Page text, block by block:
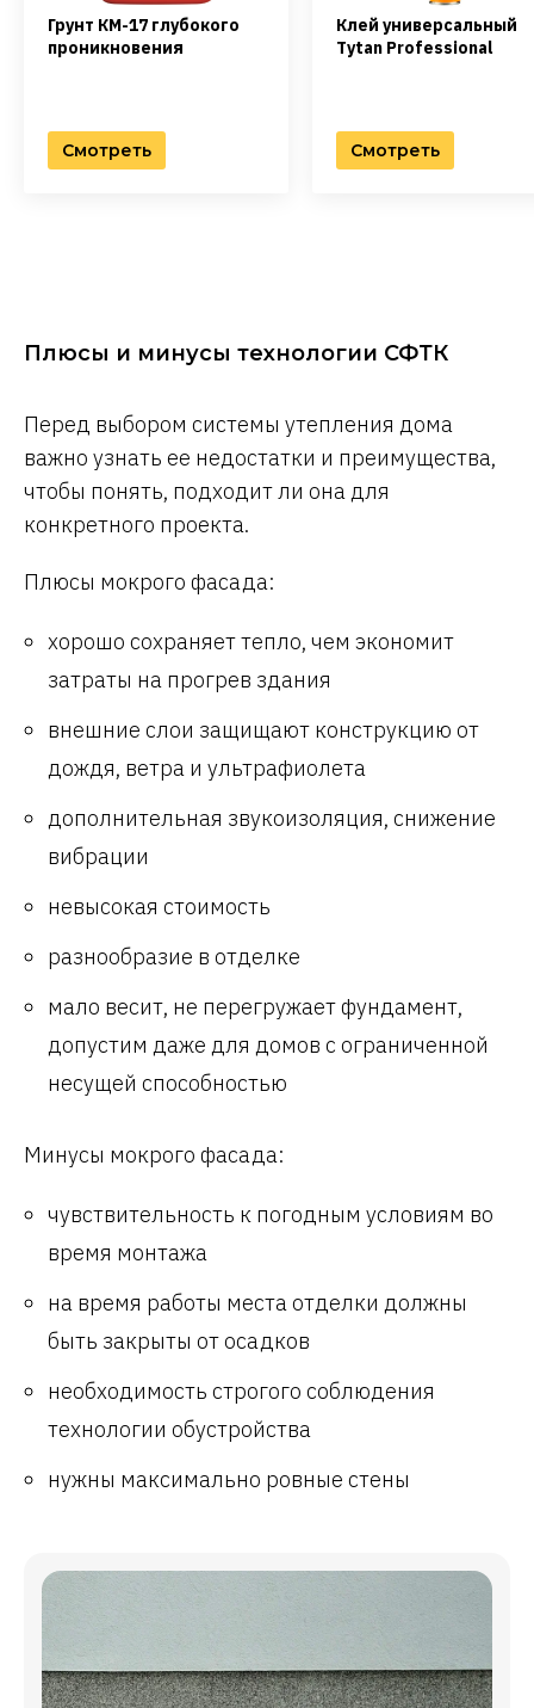
Грунт КМ-17 глубокого
проникновения
Смотреть
Клей универсальный
Tytan Professional
Смотреть
Плюсы и минусы технологии СФТК
Перед выбором системы утепления дома
важно узнать ее недостатки и преимущества,
чтобы понять, подходит ли она для
конкретного проекта.
Плюсы мокрого фасада:
хорошо сохраняет тепло, чем экономит
затраты на прогрев здания
внешние слои защищают конструкцию от
дождя, ветра и ультрафиолета
дополнительная звукоизоляция, снижение
вибрации
невысокая стоимость
разнообразие в отделке
мало весит, не перегружает фундамент,
допустим даже для домов с ограниченной
несущей способностью
Минусы мокрого фасада:
чувствительность к погодным условиям во
время монтажа
на время работы места отделки должны
быть закрыты от осадков
необходимость строгого соблюдения
технологии обустройства
нужны максимально ровные стены